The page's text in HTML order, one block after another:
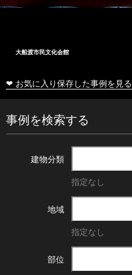
大船渡市民文化会館
❤ お気に入り保存した事例を見る
事例を検索する
建物分類
指定なし
地域
指定なし
部位